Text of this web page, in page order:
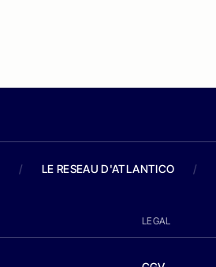
/ LE RESEAU D'ATLANTICO /
LEGAL